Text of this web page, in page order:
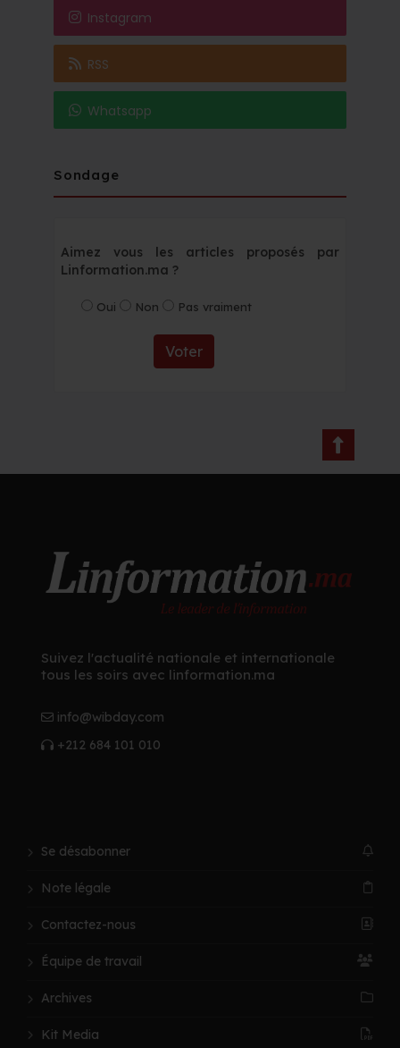
Instagram
RSS
Whatsapp
Sondage
Aimez vous les articles proposés par
Linformation.ma ?
Oui Non Pas vraiment
Voter
Suivez l'actualité nationale et internationale
tous les soirs avec linformation.ma
info@wibday.com
+212 684 101 010
Se désabonner
Note légale
Contactez-nous
Équipe de travail
Archives
Kit Media